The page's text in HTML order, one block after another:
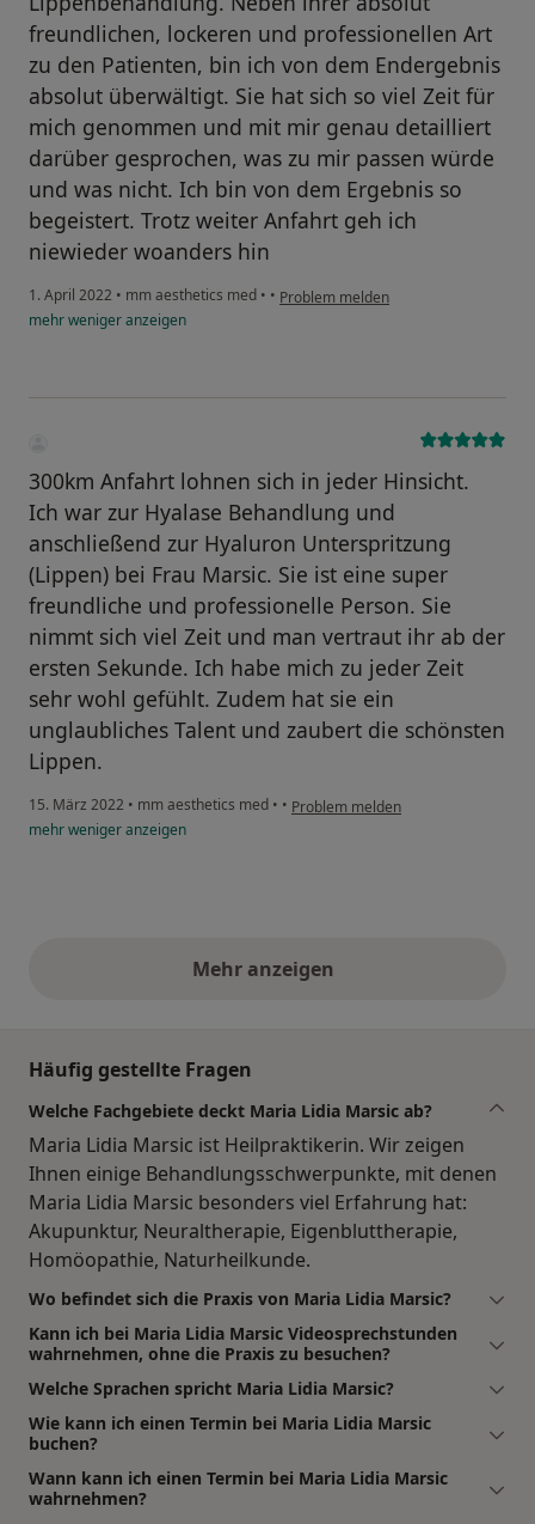
freundlichen, lockeren und professionellen Art
zu den Patienten, bin ich von dem Endergebnis
absolut überwältigt. Sie hat sich so viel Zeit für
mich genommen und mit mir genau detailliert
darüber gesprochen, was zu mir passen würde
und was nicht. Ich bin von dem Ergebnis so
begeistert. Trotz weiter Anfahrt geh ich
niewieder woanders hin
1. April 2022 • mm aesthetics med • • Problem melden
mehrwenigeranzeigen
300km Anfahrt lohnen sich in jeder Hinsicht.
Ich war zur Hyalase Behandlung und
anschließend zur Hyaluron Unterspritzung
(Lippen) bei Frau Marsic. Sie ist eine super
freundliche und professionelle Person. Sie
nimmt sich viel Zeit und man vertraut ihr ab der
ersten Sekunde. Ich habe mich zu jeder Zeit
sehr wohl gefühlt. Zudem hat sie ein
unglaubliches Talent und zaubert die schönsten
Lippen.
15. März 2022 • mm aesthetics med • • Problem melden
mehrwenigeranzeigen
Mehr anzeigenobige Stellungnahmen
Häufig gestellte Fragen
Welche Fachgebiete deckt Maria Lidia Marsic ab?
Maria Lidia Marsic ist Heilpraktikerin. Wir zeigen
Ihnen einige Behandlungsschwerpunkte, mit denen
Maria Lidia Marsic besonders viel Erfahrung hat:
Akupunktur, Neuraltherapie, Eigenbluttherapie,
Homöopathie, Naturheilkunde.
Wo befindet sich die Praxis von Maria Lidia Marsic?
Kann ich bei Maria Lidia Marsic Videosprechstunden
wahrnehmen, ohne die Praxis zu besuchen?
Welche Sprachen spricht Maria Lidia Marsic?
Wie kann ich einen Termin bei Maria Lidia Marsic
buchen?
Wann kann ich einen Termin bei Maria Lidia Marsic
wahrnehmen?